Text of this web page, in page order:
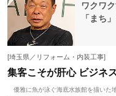
ワクワ
「まち
[埼玉県／リフォーム・内装工事]
集客こそが肝心 ビジネ
優雅に魚が泳ぐ海底水族館を描いた